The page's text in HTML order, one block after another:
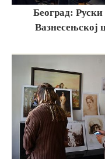
Београд:
Вазнесењској